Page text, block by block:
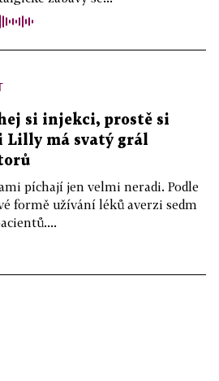
si injekci, prostě si
Lilly má svatý grál
píchají jen velmi neradi. Podle
formě užívání léků averzi sedm